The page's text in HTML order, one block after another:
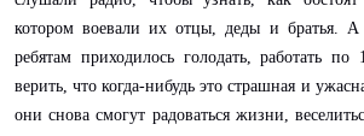
котором воевали их отцы, деды и братья.
ребятам приходилось голодать, работать
верить, что когда-нибудь это страшная и
они снова смогут радоваться жизни,